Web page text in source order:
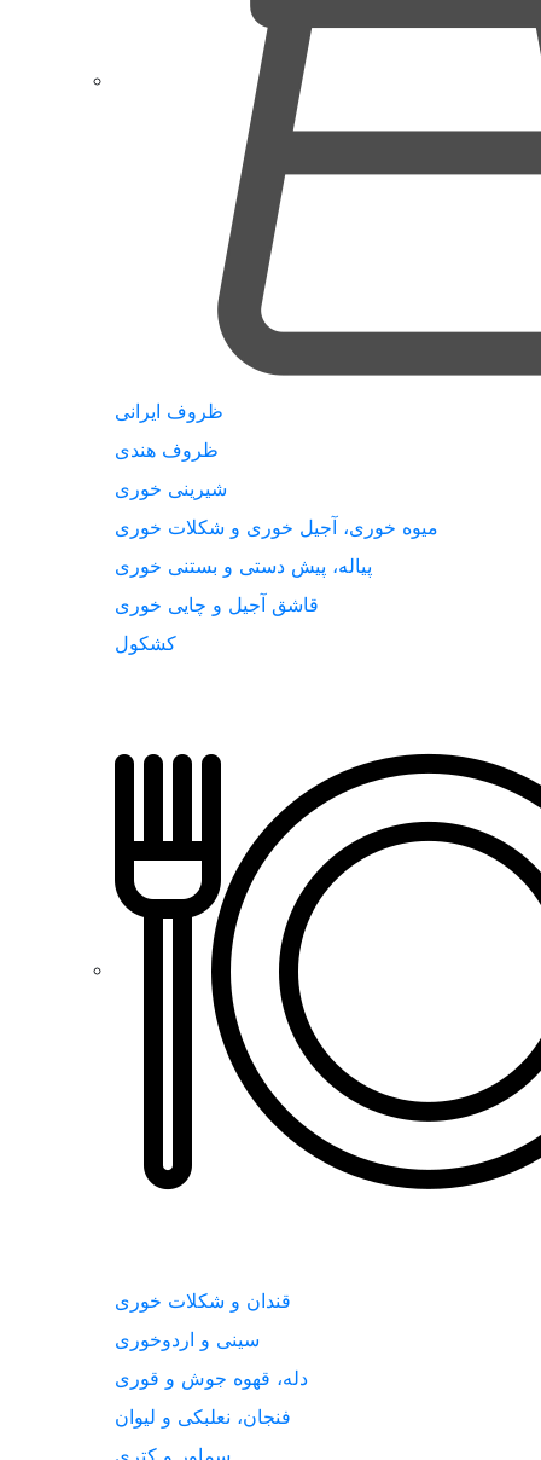
ظروف ایرانی
ظروف هندی
شیرینی خوری
میوه خوری، آجیل خوری و شکلات خوری
پیاله، پیش دستی و بستنی خوری
قاشق آجیل و چایی خوری
کشکول
قندان و شکلات خوری
سینی و اردوخوری
دله، قهوه جوش و قوری
فنجان، نعلبکی و لیوان
سماور و کتری